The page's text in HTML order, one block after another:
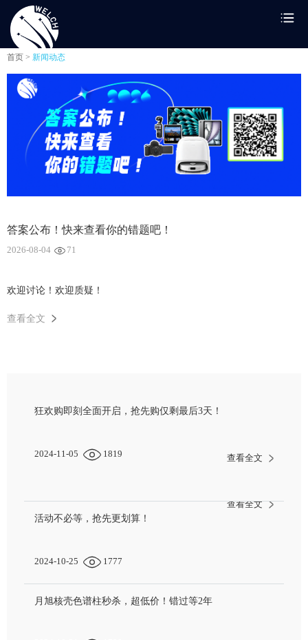
首页 > 新闻动态
答案公布！快来查看你的错题吧！
2026-08-04 71
欢迎讨论！欢迎质疑！
查看全文
狂欢购即刻全面开启，抢先购仅剩最后3天！
2024-11-05 1819 查看全文
活动不必等，抢先更划算！
2024-10-25 1777
查看全文
月旭核壳色谱柱秒杀，超低价！错过等2年